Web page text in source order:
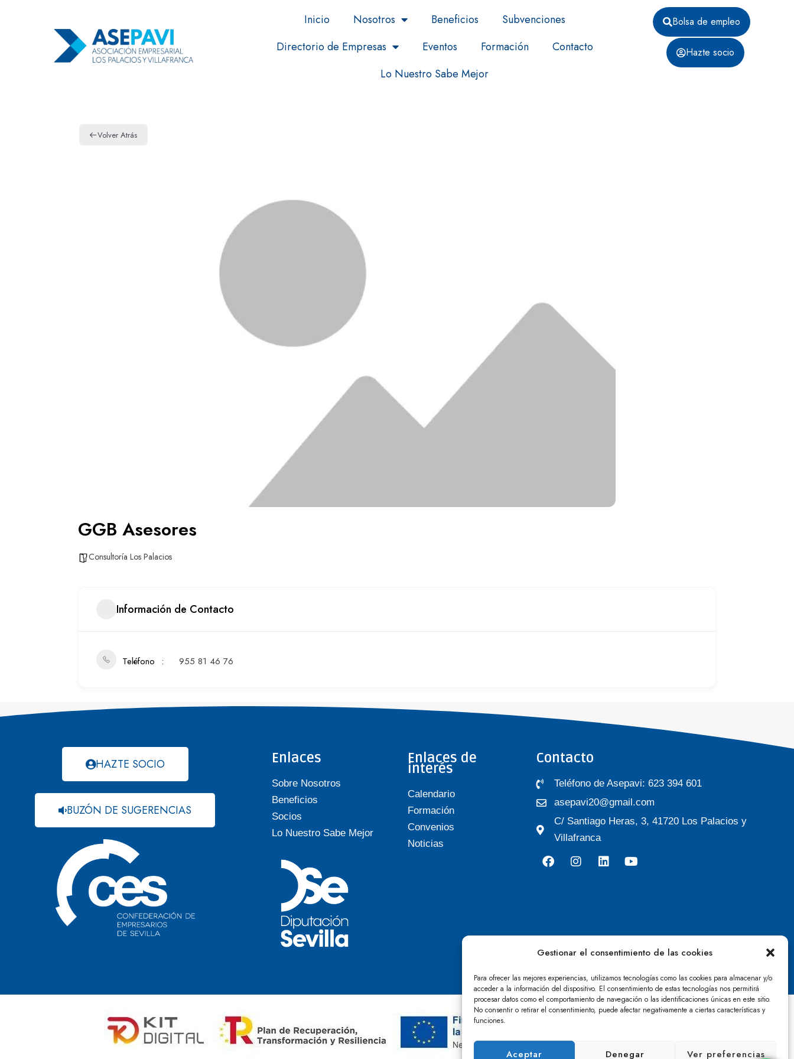
Gestionar el consentimiento de las cookies
Para ofrecer las mejores experiencias, utilizamos tecnologías como las cookies para almacenar y/o
acceder a la información del dispositivo. El consentimiento de estas tecnologías nos permitirá
procesar datos como el comportamiento de navegación o las identificaciones únicas en este sitio.
No consentir o retirar el consentimiento, puede afectar negativamente a ciertas características y
funciones.
Aceptar Denegar Ver preferencias
Inicio Nosotros Beneficios
Subvenciones
Directorio de Empresas
Eventos Formación
Contacto
Lo Nuestro Sabe Mejor
Bolsa de empleo
Hazte socio
Volver Atrás
GGB Asesores
Consultoría Los Palacios
Información de Contacto
Teléfono 955 81 46 76
HAZTE SOCIO
BUZÓN DE SUGERENCIAS
Enlaces
Sobre Nosotros
Beneficios
Socios
Lo Nuestro Sabe Mejor
Enlaces de
interés
Calendario
Formación
Convenios
Noticias
Contacto
Teléfono de Asepavi: 623 394 601
asepavi20@gmail.com
C/ Santiago Heras, 3, 41720 Los Palacios y
Villafranca